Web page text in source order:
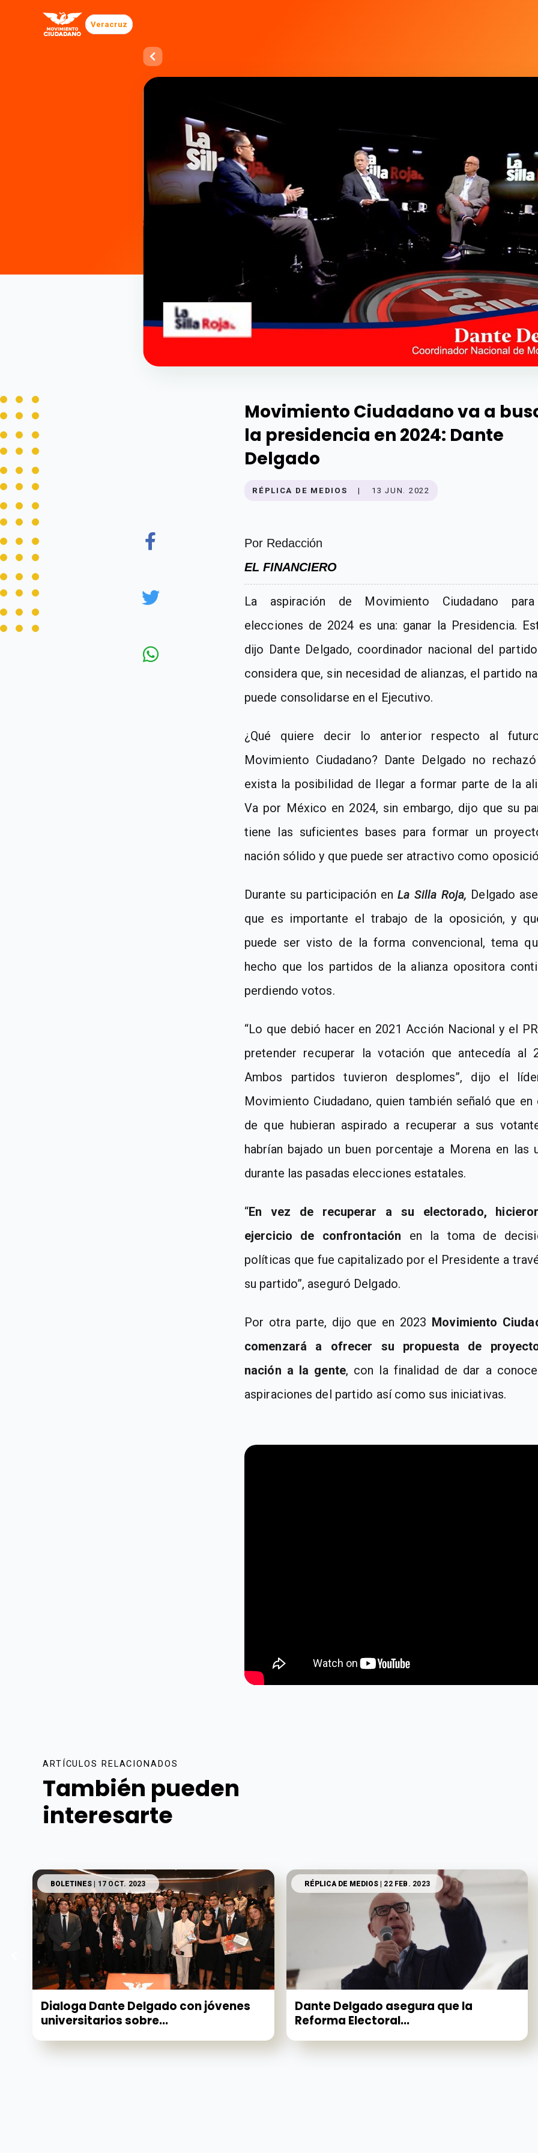
Veracruz
Movimiento Ciudadano va a
la presidencia en 2024: Dante
Delgado
RÉPLICA DE MEDIOS | 13 JUN. 2022
Por Redacción
EL FINANCIERO
La aspiración de Movimiento Ciudadano
elecciones de 2024 es una: ganar la Presidencia.
dijo Dante Delgado, coordinador nacional del
considera que, sin necesidad de alianzas, el partido
puede consolidarse en el Ejecutivo.
¿Qué quiere decir lo anterior respecto al
Movimiento Ciudadano? Dante Delgado no
exista la posibilidad de llegar a formar parte de la
Va por México en 2024, sin embargo, dijo que su
tiene las suficientes bases para formar un
nación sólido y que puede ser atractivo como
Durante su participación enLa Silla Roja, Delgado
que es importante el trabajo de la oposición, y
puede ser visto de la forma convencional, tema
hecho que los partidos de la alianza opositora
perdiendo votos.
“Lo que debió hacer en 2021 Acción Nacional y el
pretender recuperar la votación que antecedía al
Ambos partidos tuvieron desplomes”, dijo el
Movimiento Ciudadano, quien también señaló que en
de que hubieran aspirado a recuperar a sus
habrían bajado un buen porcentaje a Morena en las
durante las pasadas elecciones estatales.
“En vez de recuperar a su electorado,
ejercicio de confrontación en la toma de
políticas que fue capitalizado por el Presidente a
su partido”, aseguró Delgado.
Por otra parte, dijo que en 2023 Movimiento
comenzará a ofrecer su propuesta de
nación a la gente, con la finalidad de dar a
aspiraciones del partido así como sus iniciativas.
Dante Delgado | Elecciones México | Movimiento Ciudadano |
ARTÍCULOS RELACIONADOS
También pueden
interesarte
BOLETINES | 17 OCT. 2023
Dialoga Dante Delgado con jóvenes
universitarios sobre...
RÉPLICA DE MEDIOS| 22 FEB. 2023
Dante Delgado asegura que la
Reforma Electoral...